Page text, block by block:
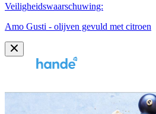
Veiligheidswaarschuwing:
Amo Gusti - olijven gevuld met citroen